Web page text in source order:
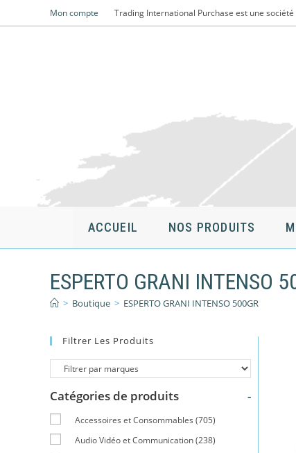
to
Mon compte Trading International Purchase est une
ACCUEIL NOS PRODUITS
ESPERTO GRANI INTENSO
> Boutique > ESPERTO GRANI INTENSO 500GR
Filtrer Les Produits
Catégories de produits -
Accessoires et Consommables (705)
Audio Vidéo et Communication(238)